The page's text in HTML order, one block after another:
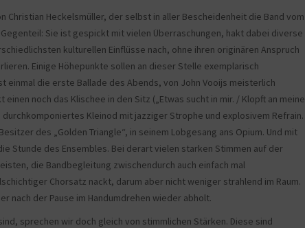
Christian Heckelsmüller, der selbst in aller Bescheidenheit die Band vom
Sie ist gespickt mit vielen Überraschungen, hakt dabei diverse
kulturellen Einflüsse nach, ohne ihren originären Anspruch
Einige Höhepunkte sollen an dieser Stelle exemplarisch
einmal die erste Ballade des Abends, von John Vooijs meisterlich
noch das Klischee in den Sitz („Etwas sucht in mir. / Klopft an meine
durchkomponiertes Kleinod mit jazziger Strophe und explosivem Refrain.
des „Golden Triangle“, in seinem Lobgesang ans Opium. Und mit
Stunde des Ensembles. Bei derart vielen starken Stimmen auf der
die Bandbegleitung zwischendurch auch einfach mal
Chorsatz nackt, darum aber nicht weniger strahlend im Raum.
nach der Pause im Handumdrehen wieder abholt.
sprechen wir doch gleich von stimmlichen Stärken. Diese sind